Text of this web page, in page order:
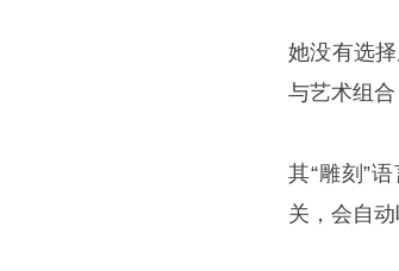
她没有选
与艺术组合
其“雕刻”
关，会自